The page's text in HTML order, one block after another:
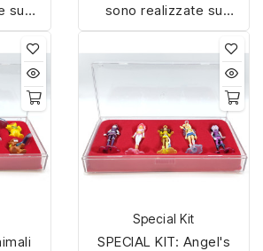
su
di
un
in
e
sono realizzate su
misura con materiali di
alta qualità, hanno un
interno sagomato in
vellutino rosso e offrono
soluzioni eleganti e
pratiche per organizzare
e mostrare la tua
collezione di sorpresine.
Special Kit
SPECIAL KIT: Angel's